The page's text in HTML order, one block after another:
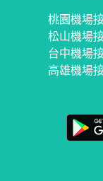
桃園機場
松山機場
台中機場
高雄機場